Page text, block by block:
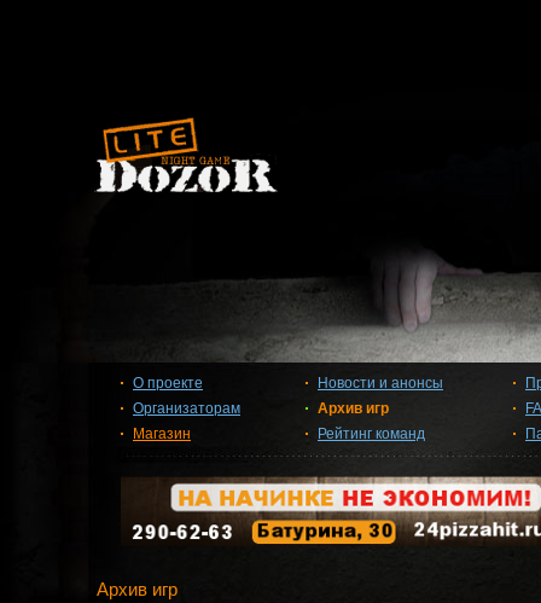
О проекте
Организаторам
Магазин
Новости и анонсы
Архив игр
Рейтинг команд
Архив игр